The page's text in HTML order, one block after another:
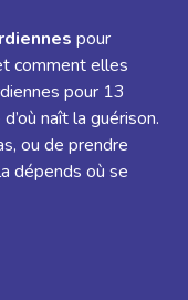
pour
comment elles
pour 13
naît la guérison.
ou de prendre
dépends où se